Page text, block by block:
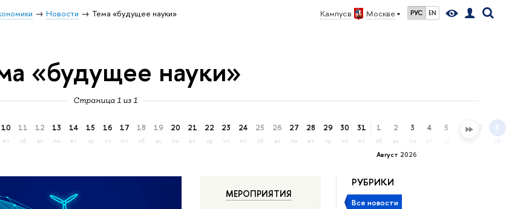
Кампус в Москве РУС EN
Новости Тема «будущее науки»
«будущее науки»
Страница 1 из 1
10
пт
11
сб
12
вс
13
пн
14
вт
15
ср
16
чт
17
пт
18
сб
19
вс
20
пн
21
вт
22
ср
23
чт
24
пт
25
сб
26
вс
27
пн
28
вт
29
ср
30
чт
31
пт
Август 2026
1
сб
2
вс
3
пн
4 5 6 7 8
сб
РУБРИКИ
Все новости
МЕРОПРИЯТИЯ